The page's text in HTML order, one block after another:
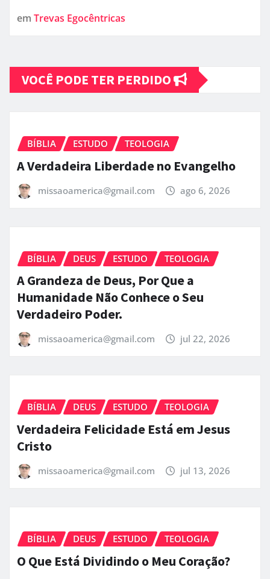
em Trevas Egocêntricas
VOCÊ PODE TER PERDIDO
BÍBLIA ESTUDO TEOLOGIA
A Verdadeira Liberdade no Evangelho
missaoamerica@gmail.com ago 6, 2026
BÍBLIA DEUS ESTUDO TEOLOGIA
A Grandeza de Deus, Por Que a
Humanidade Não Conhece o Seu
Verdadeiro Poder.
missaoamerica@gmail.com jul 22, 2026
BÍBLIA DEUS ESTUDO TEOLOGIA
Verdadeira Felicidade Está em Jesus
Cristo
missaoamerica@gmail.com jul 13, 2026
BÍBLIA DEUS ESTUDO TEOLOGIA
O Que Está Dividindo o Meu Coração?